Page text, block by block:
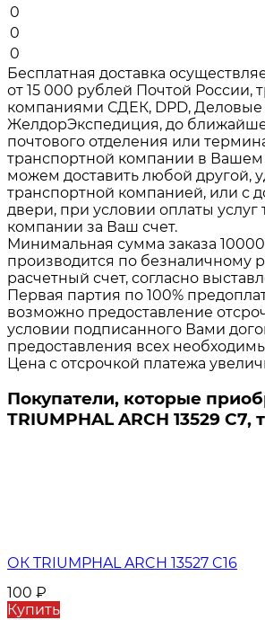
0
0
0
Бесплатная доставка
от 15 000 рублей Почтой России,
компаниями СДЕК, DPD,
ЖелдорЭкспедиция, до
почтового отделения или
транспортной компании в Вашем
можем доставить любой другой,
транспортной компанией, или с
двери, при условии оплаты услуг
компании за Ваш счет.
Минимальная сумма заказа
производится по безналичному
расчетный счет, согласно
Первая партия по 100%
возможно предоставление
условии подписанного Вами
предоставления всех
Цена с отсрочкой платежа
Покупатели, которые
TRIUMPHAL ARCH 13529 C7,
ОК TRIUMPHAL ARCH 13527 C16
100 ₽
Купить